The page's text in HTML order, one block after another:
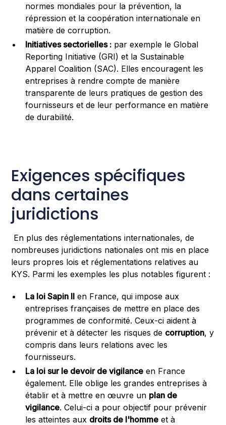
normes mondiales pour la prévention, la
répression et la coopération internationale en
matière de corruption.
Initiatives sectorielles : par exemple le Global
Reporting Initiative (GRI) et la Sustainable
Apparel Coalition (SAC). Elles encouragent les
entreprises à rendre compte de manière
transparente de leurs pratiques de gestion des
fournisseurs et de leur performance en matière
de durabilité.
Exigences spécifiques
dans certaines
juridictions
En plus des réglementations internationales, de
nombreuses juridictions nationales ont mis en place
leurs propres lois et réglementations relatives au
KYS. Parmi les exemples les plus notables figurent :
La loi Sapin II en France, qui impose aux
entreprises françaises de mettre en place des
programmes de conformité. Ceux-ci aident à
prévenir et à détecter les risques de corruption, y
compris dans leurs relations avec les
fournisseurs.
La loi sur le devoir de vigilance en France
également. Elle oblige les grandes entreprises à
établir et à mettre en œuvre un plan de
vigilance. Celui-ci a pour objectif pour prévenir
les atteintes aux droits de l'homme et à